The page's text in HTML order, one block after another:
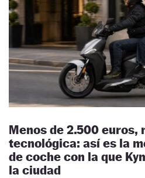
Menos de 2.500 euros,
tecnológica: así es la
de coche con la que
la ciudad